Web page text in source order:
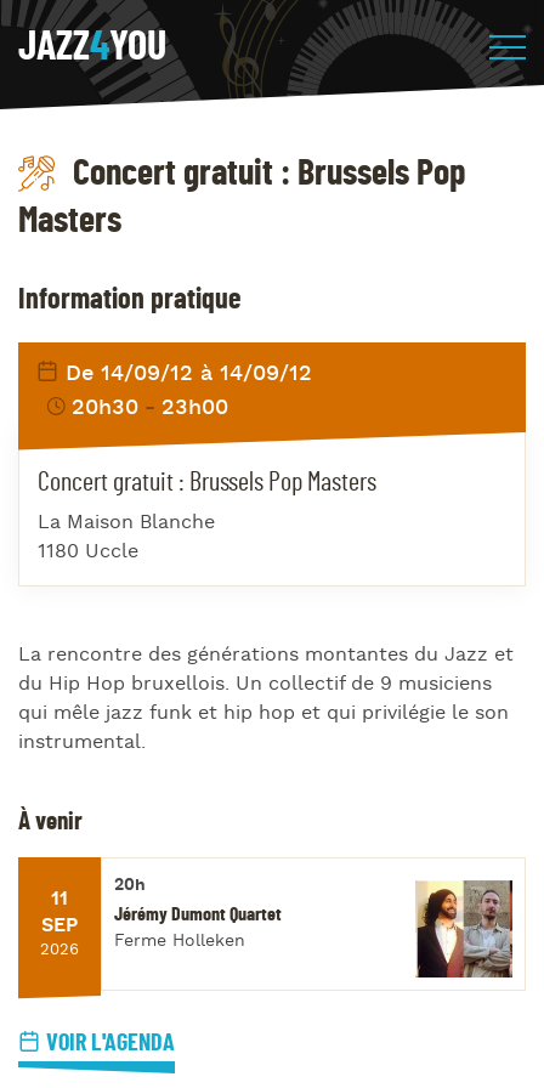
JAZZ4YOU
Concert gratuit : Brussels Pop
Masters
La rencontre des générations montantes du Jazz et
du Hip Hop bruxellois. Un collectif de 9 musiciens
qui mêle jazz funk et hip hop et qui privilégie le son
instrumental.
Information pratique
De 14/09/12 à 14/09/12
20h30
23h00
Concert gratuit : Brussels Pop Masters
La Maison Blanche
1180 Uccle
À venir
11
SEP
2026
20h
Jérémy Dumont Quartet
Ferme Holleken
VOIR L'AGENDA